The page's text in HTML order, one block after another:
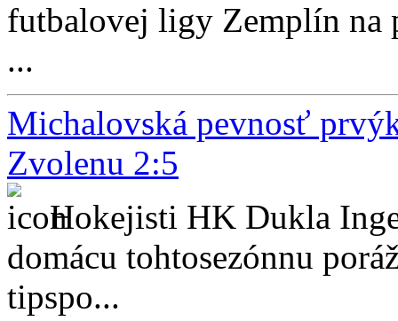
futbalovej ligy Zemplín na
...
Michalovská pevnosť
Zvolenu 2:5
Hokejisti HK Dukla
domácu tohtosezónnu
tipspo...